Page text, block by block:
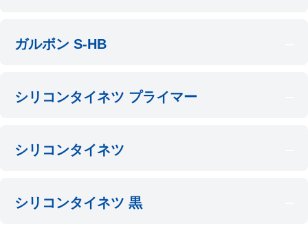
ガルボン S-HB
シリコンタイネツ プライマー
シリコンタイネツ
シリコンタイネツ 黒